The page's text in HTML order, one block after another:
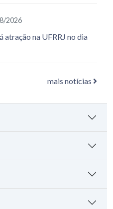
2026
atração na UFRRJ no dia
mais notícias